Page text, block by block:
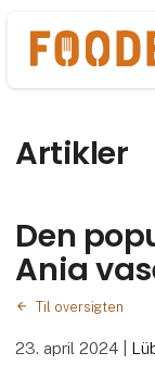
Artikler
Den
Ania
Til oversigten
23. april 2024